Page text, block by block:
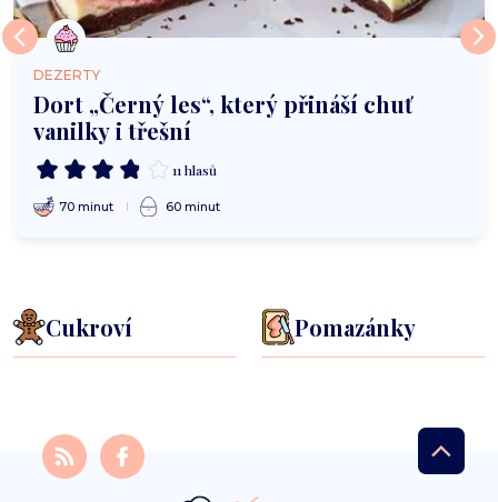
DEZERTY
Dort „Černý les“, který přináší chuť
vanilky i třešní
11 hlasů
70 minut 60 minut
Cukroví Pomazánky